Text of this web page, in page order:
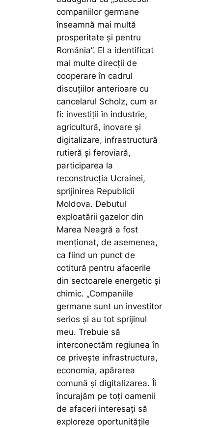
companiilor germane
înseamnă mai multă
prosperitate și pentru
România”. El a identificat
mai multe direcții de
cooperare în cadrul
discuțiilor anterioare cu
cancelarul Scholz, cum ar
fi: investiții în industrie,
agricultură, inovare și
digitalizare, infrastructură
rutieră și feroviară,
participarea la
reconstrucția Ucrainei,
sprijinirea Republicii
Moldova. Debutul
exploatării gazelor din
Marea Neagră a fost
menționat, de asemenea,
ca fiind un punct de
cotitură pentru afacerile
din sectoarele energetic și
chimic. „Companiile
germane sunt un investitor
serios și au tot sprijinul
meu. Trebuie să
interconectăm regiunea în
ce privește infrastructura,
economia, apărarea
comună și digitalizarea. Îi
încurajăm pe toți oamenii
de afaceri interesați să
exploreze oportunitățile